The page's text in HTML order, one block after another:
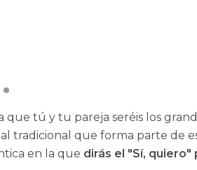
que tú y tu pareja seréis los
tradicional que forma parte de
en la que dirás el "Sí, quiero"